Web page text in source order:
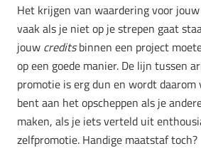
Het krijgen van waardering voor
vaak als je niet op je strepen gaat
jouw creditsbinnen een project
op een goede manier. De lijn tussen
promotie is erg dun en wordt daarom
bent aan het opscheppen als je
maken, als je iets verteld uit
zelfpromotie. Handige maatstaf toch?